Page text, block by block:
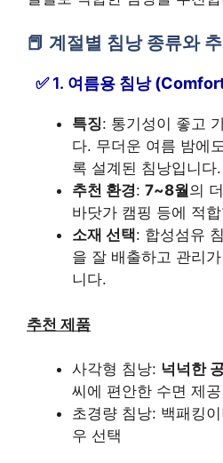
계절별 침낭 종류와
1. 여름용 침낭
특징: 통기성이 좋고
다. 무더운 여름 밤에
록 설계된 침낭입니다.
추천 환경: 7~8월 의
바닷가 캠핑 등에 적
소재 선택: 합성섬유
을 잘 배출하고 관리
니다.
추천 제품
사각형 침낭: 넉넉한
씨에 편안한 수면 제공
초경량 침낭: 백패킹
우 선택